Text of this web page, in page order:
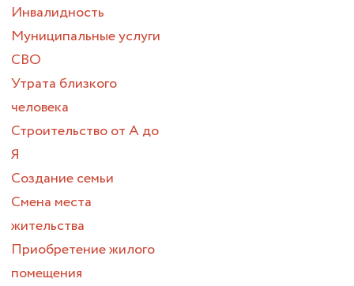
Инвалидность
Муниципальные услуги
СВО
Утрата близкого
человека
Строительство от А до
Я
Создание семьи
Смена места
жительства
Приобретение жилого
помещения